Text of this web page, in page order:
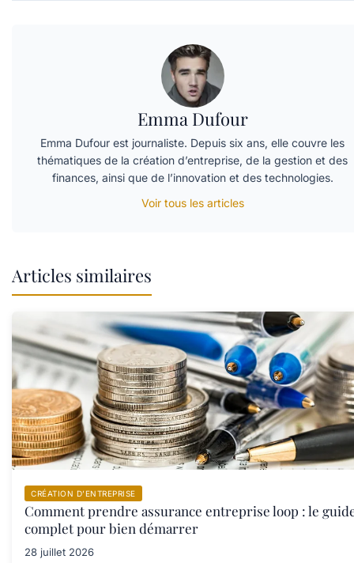
Emma Dufour
Emma Dufour est journaliste. Depuis six ans, elle couvre les
thématiques de la création d’entreprise, de la gestion et des
finances, ainsi que de l’innovation et des technologies.
Voir tous les articles
Articles similaires
CRÉATION D’ENTREPRISE
Comment prendre assurance entreprise loop : le
complet pour bien démarrer
28 juillet 2026